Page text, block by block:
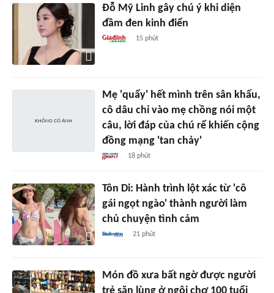
Đỗ Mỹ Linh gây chú ý khi diện
đầm đen kinh điển
15 phút
Mẹ 'quẩy' hết mình trên sân khấu,
cô dâu chỉ vào mẹ chồng nói một
câu, lời đáp của chú rể khiến cộng
đồng mạng 'tan chảy'
18 phút
Tôn Di: Hành trình lột xác từ 'cô
gái ngọt ngào' thành người làm
chủ chuyện tình cảm
21 phút
Món đồ xưa bất ngờ được người